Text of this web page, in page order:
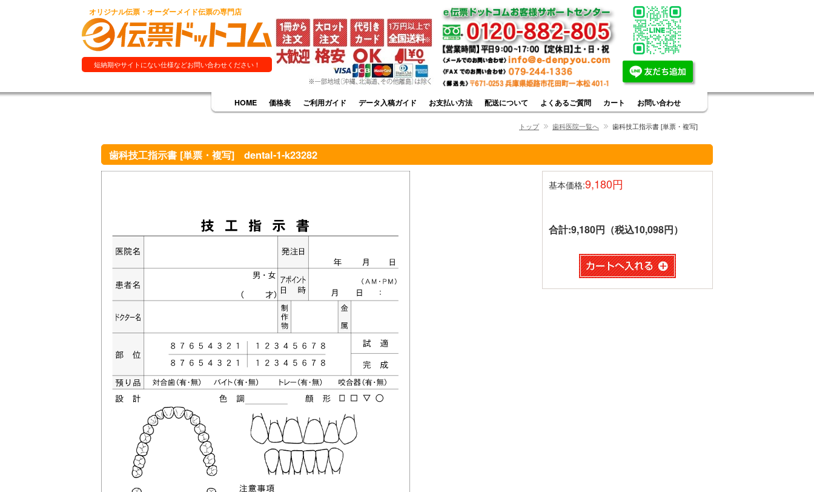
オリジナル伝票・オーダーメイド伝票の専門店
短納期やサイトにない仕様などお問い合わせください！
HOME 価格表 ご利用ガイド データ入稿ガイド お支払い方法 配送について よくあるご質問 カート お問い合わせ
トップ 歯科医院一覧へ 歯科技工指示書 [単票・複写]
歯科技工指示書 [単票・複写] dental-1-k23282
基本価格:9,180円
合計:9,180円（税込10,098円）